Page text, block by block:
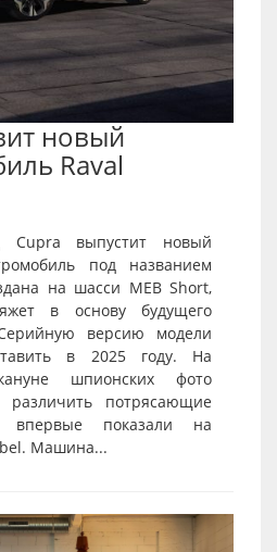
новый
Raval
Cupra выпустит новый
под названием
на шасси MEB Short,
в основу будущего
версию модели
в 2025 году. На
шпионских фото
потрясающие
впервые показали на
Машина...